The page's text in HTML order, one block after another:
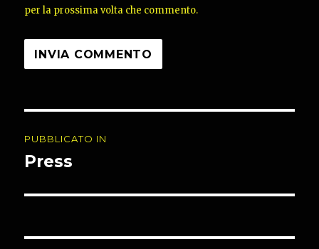
per la prossima volta che commento.
articoli
PUBBLICATO IN
Press